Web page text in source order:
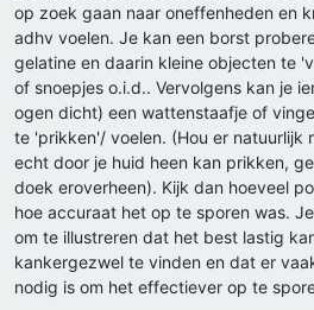
op zoek gaan naar oneffenheden en
adhv voelen. Je kan een borst
gelatine en daarin kleine objecten te
of snoepjes o.i.d.. Vervolgens kan je
ogen dicht) een wattenstaafje of
te 'prikken'/ voelen. (Hou er natuurlijk
echt door je huid heen kan prikken,
doek eroverheen). Kijk dan hoeveel
hoe accuraat het op te sporen was.
om te illustreren dat het best lastig
kankergezwel te vinden en dat er
nodig is om het effectiever op te